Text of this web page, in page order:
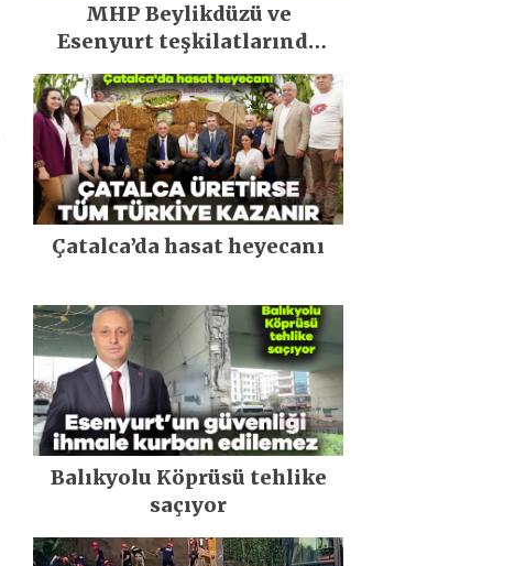
MHP Beylikdüzü ve
Esenyurt teşkilatlarında
kongre heyecanı!
Çatalca’da hasat heyecanı
Balıkyolu Köprüsü tehlike
saçıyor